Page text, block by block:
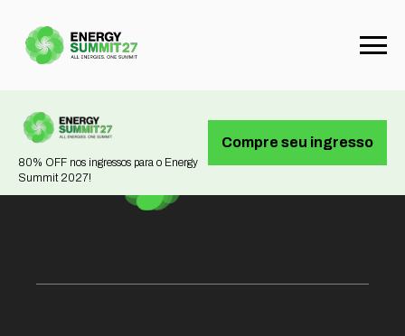
80% OFF nos ingressos para o Energy
Summit 2027!
Compre seu ingresso
Not found